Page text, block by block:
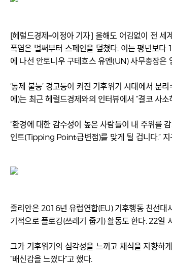
[헤럴드경제=이정아 기자] 올해도 어김없이 전 세
폭염은 벌써부터 스페인을 덮쳤다. 이는 평년보다
에 나선 안토니우 구테흐스 유엔(UN) 사무총장은
‘통제 불능’ 경고등이 켜진 기후위기 시대에서 분
에)는 최근 헤럴드경제와의 인터뷰에서 “결코 사
“환경에 대한 감수성이 높은 사람들이 내 주위를
인트(Tipping Point·급변점)를 맞게 될 겁니다.”
줄리안은 2016년 유럽연합(EU) 기후행동 친선대
기적으로 플로깅(쓰레기 줍기) 활동도 한다. 22일
그가 기후위기의 심각성을 느끼고 채식을 지향하
“배신감을 느꼈다”고 했다.